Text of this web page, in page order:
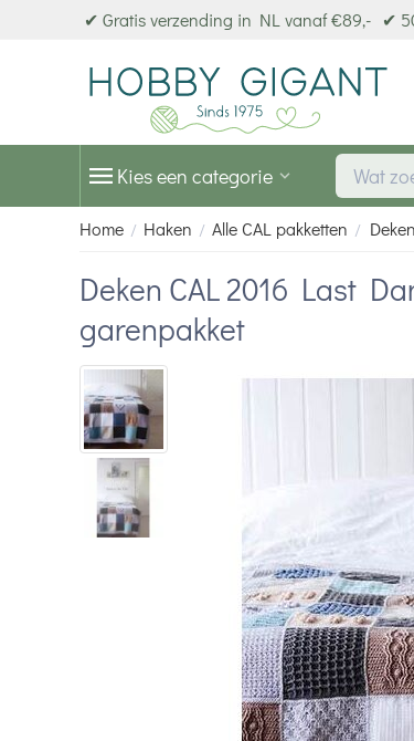
✔ Gratis verzending in NL vanaf €89,- ✔
Kies een categorie
Home / Haken / Alle CAL pakketten /
Deken CAL 2016 Last
garenpakket